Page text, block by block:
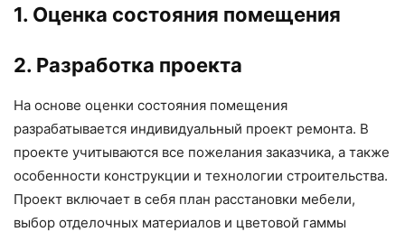
1. Оценка состояния помещения
2. Разработка проекта
На основе оценки состояния помещения
разрабатывается индивидуальный проект ремонта. В
проекте учитываются все пожелания заказчика, а также
особенности конструкции и технологии строительства.
Проект включает в себя план расстановки мебели,
выбор отделочных материалов и цветовой гаммы